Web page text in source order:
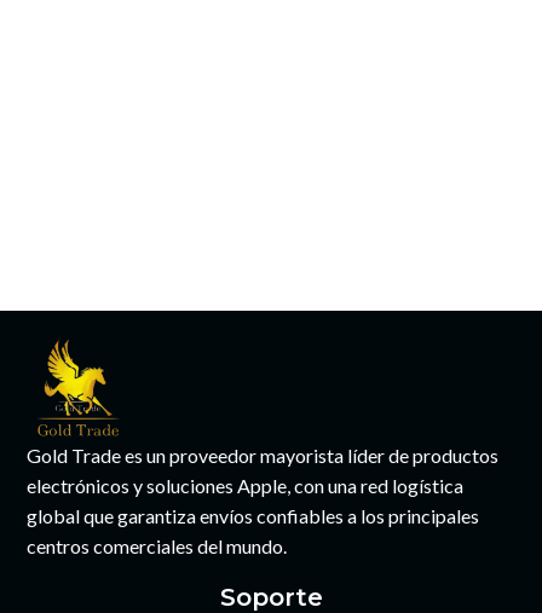
Gold Trade es un proveedor mayorista líder de productos
electrónicos y soluciones Apple, con una red logística
global que garantiza envíos confiables a los principales
centros comerciales del mundo.
Soporte